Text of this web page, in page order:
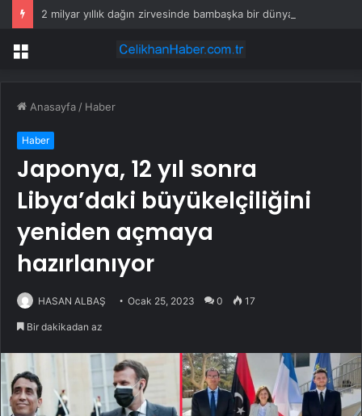
2 milyar yıllık dağın zirvesinde bambaşka bir dünya var
Menü
Anasayfa / Haber
Haber
Japonya, 12 yıl sonra
Libya’daki büyükelçiliğini
yeniden açmaya
hazırlanıyor
HASAN ALBAŞ Ocak 25, 2023 0 17
Bir dakikadan az